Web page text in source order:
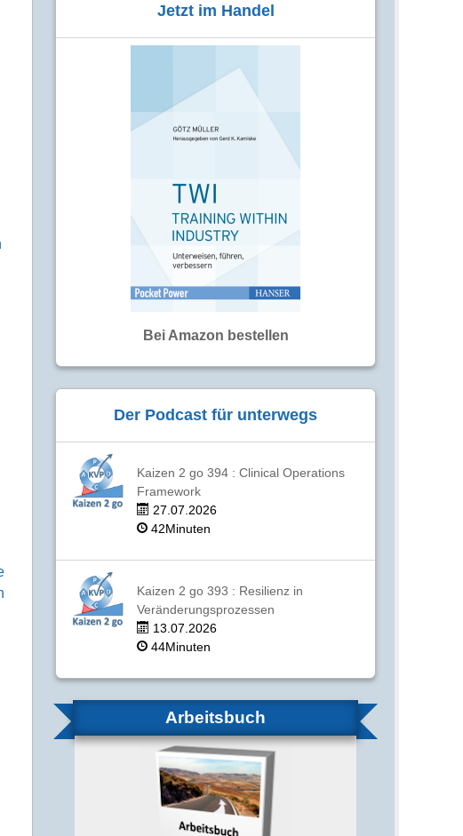
Jetzt im Handel
Bei Amazon bestellen
Der Podcast für unterwegs
Kaizen 2 go 394 : Clinical Operations
Framework
27.07.2026
42Minuten
Kaizen 2 go 393 : Resilienz in
Veränderungsprozessen
13.07.2026
44Minuten
Arbeitsbuch